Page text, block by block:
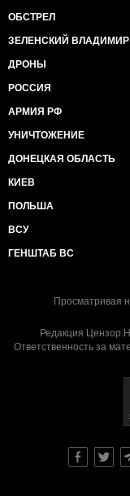
ОБСТРЕЛ
ЗЕЛЕНСКИЙ ВЛАДИМИР
ДРОНЫ
РОССИЯ
АРМИЯ РФ
УНИЧТОЖЕНИЕ
ДОНЕЦКАЯ ОБЛАСТЬ
КИЕВ
ПОЛЬША
ВСУ
ГЕНШТАБ ВС
Просматривая
Редакция
Ответственность за